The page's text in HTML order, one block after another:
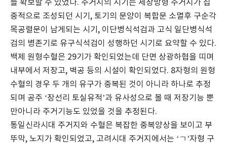
를 확보할 수 있었다. 주거지의 시기는 세장방형 주거지가 집
중적으로 조성되던 시기, 토기의 문양이 복합문 소멸후 구순각
목공렬문이 남게되는 시기, 이단병식석검과 고식 일단병식석
검의 병존기로 유구식석검이 성행하던 시기로 요약할 수 있다.
백제 원형수혈은 29기가 확인되었는데 단면 상광하협을 띠며
내부에서 저장고, 벽공 등의 시설이 확인되었다. 8자형의 원형
수혈의 경우 두 개의 유구가 중복된 것이 아니라 하나로 추정
되며 공주 ‘장선리 토실유적’과 유사성으로 볼 때 저장기능 뿐
만아니라 주거기능도 있었을 것을 추정된다.
통일신라시대 주거지와 수혈은 복잡한 중복양상을 보이고 부
뚜막, 노지가 확인되었고, 고려시대 주거지에서는 ‘ㄱ’자형 구